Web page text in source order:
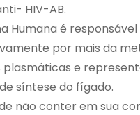
HIV-AB.
Humana é responsável
por mais da
e
síntese do fígado.
não conter em sua